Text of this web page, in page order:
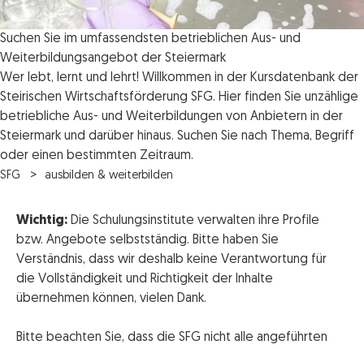
Suchen Sie im umfassendsten betrieblichen Aus- und
Weiterbildungsangebot der Steiermark
Wer lebt, lernt und lehrt! Willkommen in der Kursdatenbank der
Steirischen Wirtschaftsförderung SFG. Hier finden Sie unzählige
betriebliche Aus- und Weiterbildungen von Anbietern in der
Steiermark und darüber hinaus. Suchen Sie nach Thema, Begriff
oder einen bestimmten Zeitraum.
SFG ausbilden & weiterbilden
Wichtig: Die Schulungsinstitute verwalten ihre Profile
bzw. Angebote selbstständig. Bitte haben Sie
Verständnis, dass wir deshalb keine Verantwortung für
die Vollständigkeit und Richtigkeit der Inhalte
übernehmen können, vielen Dank.
Bitte beachten Sie, dass die SFG nicht alle angeführten